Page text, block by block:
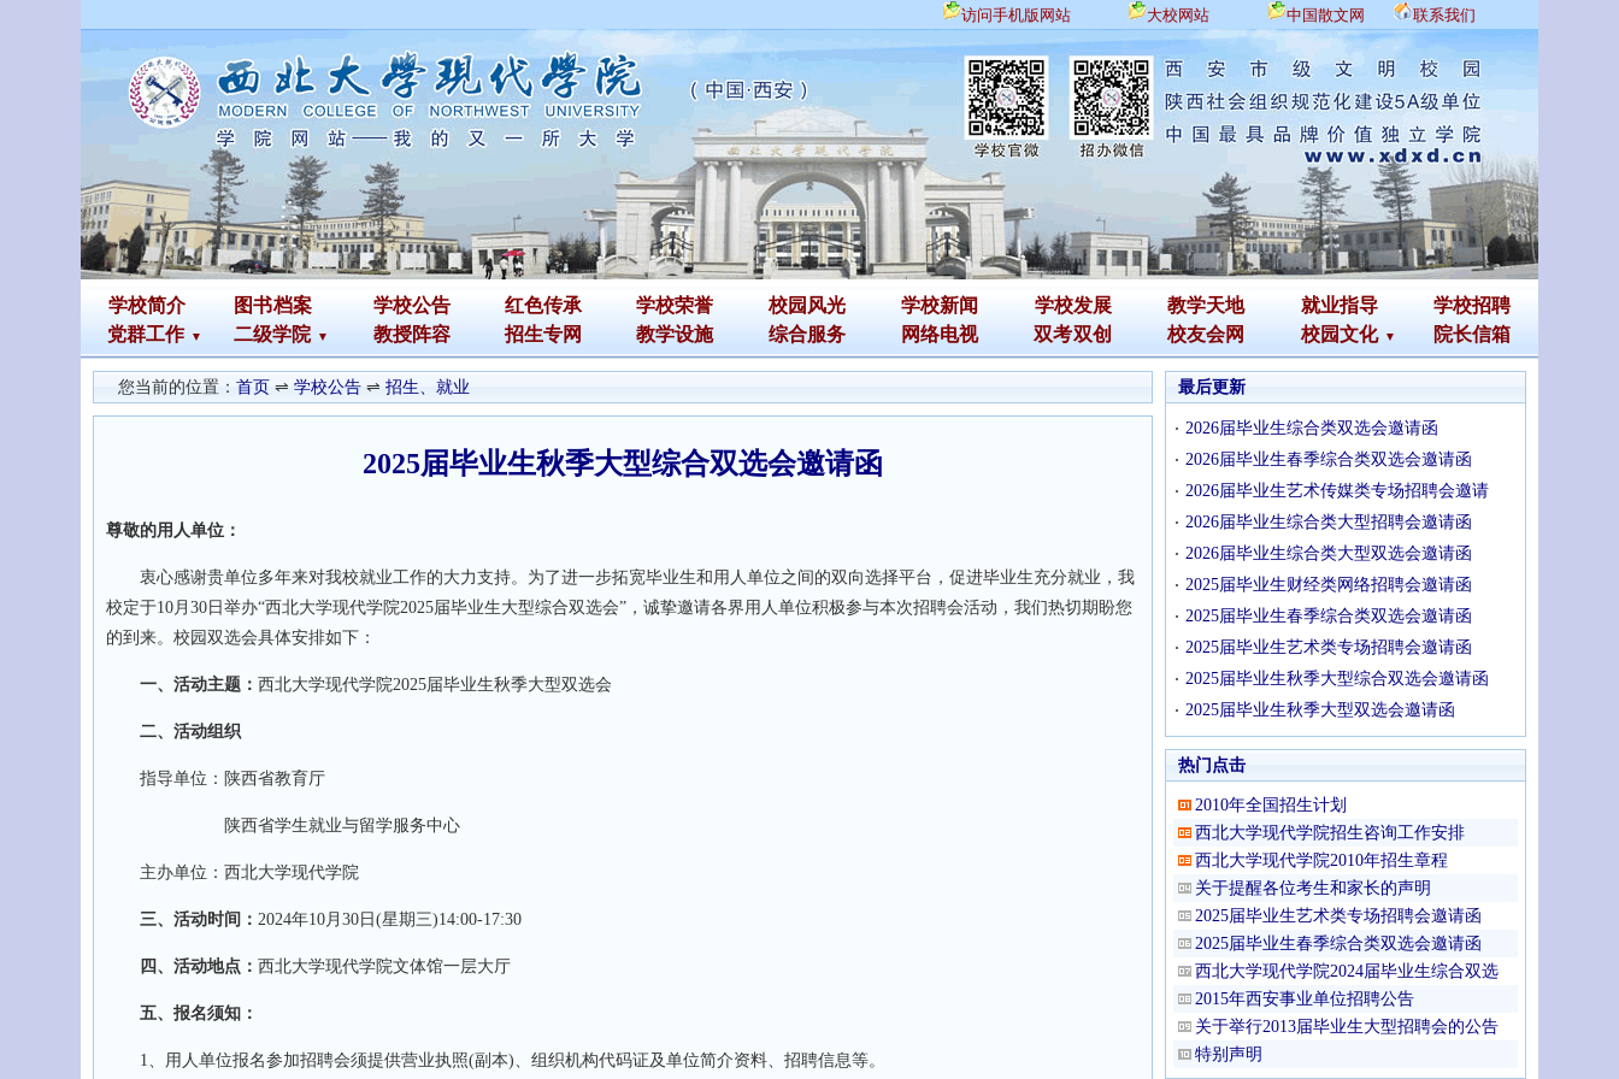
访问手机版网站 大校网站 中国散文网 联系我们
学校简介 图书档案 学校公告 红色传承 学校荣誉 校园风光 学校新闻 学校发展 教学天地 就业指导
学校招聘
党群工作
二级学院 教授阵容 招生专网 教学设施 综合服务 网络电视 双考双创 校友会网 校园文化 院长信箱
您当前的位置： 首页 ⇌ 学校公告 ⇌ 招生、就业
2025届毕业生秋季大型综合双选会邀请函
尊敬的用人单位：
衷心感谢贵单位多年来对我校就业工作的大力支持。为了进一步拓宽毕业生和用人单位之间的双向选择平台，促进毕业生充分就业，我
校定于10月30日举办“西北大学现代学院2025届毕业生大型综合双选会”，诚挚邀请各界用人单位积极参与本次招聘会活动，我们热切期盼您
的到来。校园双选会具体安排如下：
一、活动主题： 西北大学现代学院2025届毕业生秋季大型双选会
二、活动组织
指导单位：陕西省教育厅
陕西省学生就业与留学服务中心
主办单位：西北大学现代学院
三、活动时间： 2024年10月30日(星期三)14:00-17:30
四、活动地点： 西北大学现代学院文体馆一层大厅
五、报名须知：
1、用人单位报名参加招聘会须提供营业执照(副本)、组织机构代码证及单位简介资料、招聘信息等。
最后更新
2026届毕业生综合类双选会邀请函
2026届毕业生春季综合类双选会邀请函
2026届毕业生艺术传媒类专场招聘会邀请
2026届毕业生综合类大型招聘会邀请函
2026届毕业生综合类大型双选会邀请函
2025届毕业生财经类网络招聘会邀请函
2025届毕业生春季综合类双选会邀请函
2025届毕业生艺术类专场招聘会邀请函
2025届毕业生秋季大型综合双选会邀请函
2025届毕业生秋季大型双选会邀请函
热门点击
2010年全国招生计划
西北大学现代学院招生咨询工作安排
西北大学现代学院2010年招生章程
关于提醒各位考生和家长的声明
2025届毕业生艺术类专场招聘会邀请函
2025届毕业生春季综合类双选会邀请函
西北大学现代学院2024届毕业生综合双选
2015年西安事业单位招聘公告
关于举行2013届毕业生大型招聘会的公告
特别声明